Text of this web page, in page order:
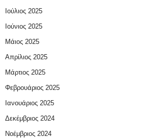
Ιούλιος 2025
Ιούνιος 2025
Μάιος 2025
Απρίλιος 2025
Μάρτιος 2025
Φεβρουάριος 2025
Ιανουάριος 2025
Δεκέμβριος 2024
Νοέμβριος 2024